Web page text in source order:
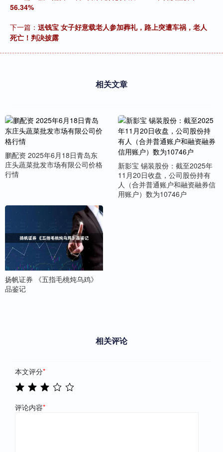
56.34%
下一篇： 送钱宝 女子好意载老人参加葬礼，路上突遭车祸，老人
死亡！判决披露
相关文章
鹏配资 2025年6月18日青岛东
庄头蔬菜批发市场有限公司价格
行情
新影宝 锡装股份：截至2025年
11月20日收盘，公司股份持有
人（合并普通账户和融资融券信
用账户）数为10746户
扬帆证券 《五指毛桃炖乌鸡》
品鉴记
相关评论
本文评分*
评论内容*